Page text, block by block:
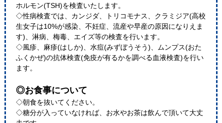
ホルモン(TSH)を検査いたします。
◇性病検査では、カンジダ、トリコモナス、クラミジア(高校
生女子は10%が感染、不妊症、流産や早産の原因になりえま
す)、淋病、梅毒、エイズ等の検査を行います。
◇風疹、麻疹(はしか)、水痘(みずぼうそう)、ムンプス(おた
ふくかぜ)の抗体検査(免疫が有るかを調べる血液検査)を行い
ます。
◎お食事について
◇朝食を抜いてください。
◇糖分が入っていなければ、お水やお茶は飲んで頂いて大丈